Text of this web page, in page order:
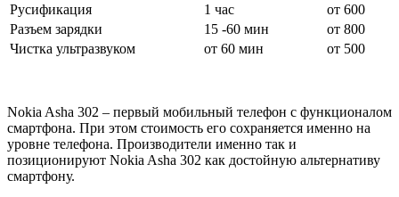
Русификация
1 час
от 600
Разъем зарядки
15 -60 мин
от 800
Чистка ультразвуком
от 60 мин от 500
Nokia Asha 302 – первый мобильный телефон с функционалом
смартфона. При этом стоимость его сохраняется именно на
уровне телефона. Производители именно так и
позиционируют Nokia Asha 302 как достойную альтернативу
смартфону.